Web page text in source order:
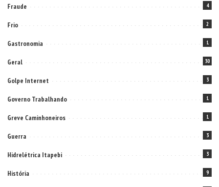
Fraude 4
Frio 2
Gastronomia 1
Geral 30
Golpe Internet 3
Governo Trabalhando 1
Greve Caminhoneiros 1
Guerra 3
Hidrelétrica Itapebi 3
História 9